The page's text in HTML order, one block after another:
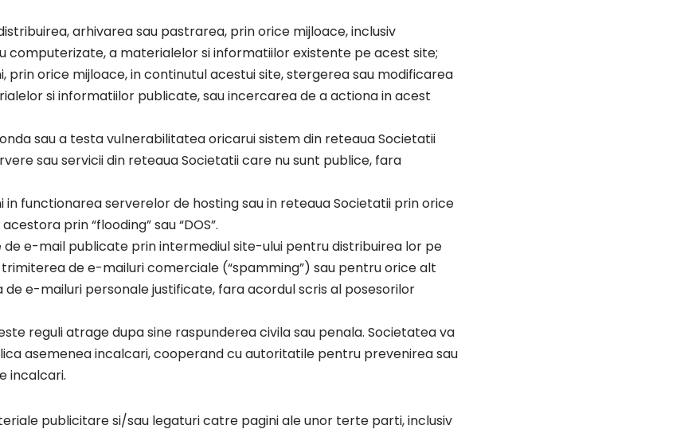
arhivarea sau pastrarea, prin orice mijloace, inclusiv
computerizate, a materialelor si informatiilor existente pe acest site;
prin orice mijloace, in continutul acestui site, stergerea sau modificarea
si informatiilor publicate, sau incercarea de a actiona in acest
sau a testa vulnerabilitatea oricarui sistem din reteaua Societatii
sau servicii din reteaua Societatii care nu sunt publice, fara
functionarea serverelor de hosting sau in reteaua Societatii prin orice
prin “flooding” sau “DOS”.
e-mail publicate prin intermediul site-ului pentru distribuirea lor pe
de e-mailuri comerciale (“spamming”) sau pentru orice alt
e-mailuri personale justificate, fara acordul scris al posesorilor
reguli atrage dupa sine raspunderea civila sau penala. Societatea va
asemenea incalcari, cooperand cu autoritatile pentru prevenirea sau
incalcari.
publicitare si/sau legaturi catre pagini ale unor terte parti, inclusiv